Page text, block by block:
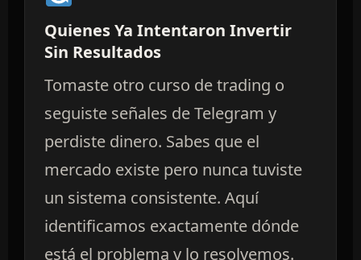
Quienes Ya Intentaron Invertir
Sin Resultados
Tomaste otro curso de trading o
seguiste señales de Telegram y
perdiste dinero. Sabes que el
mercado existe pero nunca tuviste
un sistema consistente. Aquí
identificamos exactamente dónde
está el problema y lo resolvemos.